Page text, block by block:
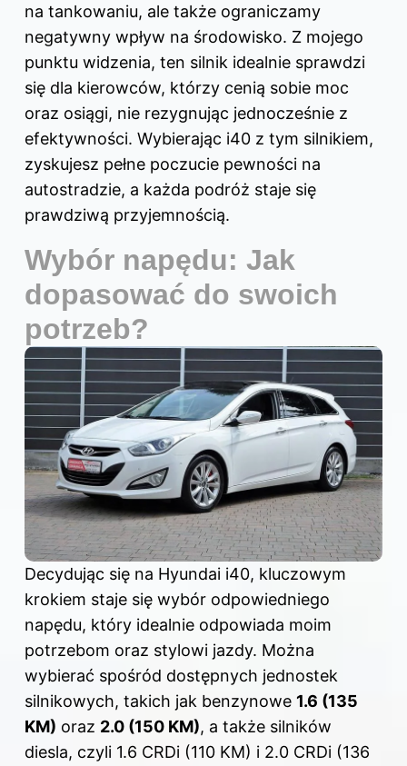
na tankowaniu, ale także ograniczamy
negatywny wpływ na środowisko. Z mojego
punktu widzenia, ten silnik idealnie sprawdzi
się dla kierowców, którzy cenią sobie moc
oraz osiągi, nie rezygnując jednocześnie z
efektywności. Wybierając i40 z tym silnikiem,
zyskujesz pełne poczucie pewności na
autostradzie, a każda podróż staje się
prawdziwą przyjemnością.
Wybór napędu: Jak
dopasować do swoich
potrzeb?
Decydując się na Hyundai i40, kluczowym
krokiem staje się wybór odpowiedniego
napędu, który idealnie odpowiada moim
potrzebom oraz stylowi jazdy. Można
wybierać spośród dostępnych jednostek
silnikowych, takich jak benzynowe 1.6 (135
KM) oraz 2.0 (150 KM), a także silników
diesla, czyli 1.6 CRDi (110 KM) i 2.0 CRDi (136